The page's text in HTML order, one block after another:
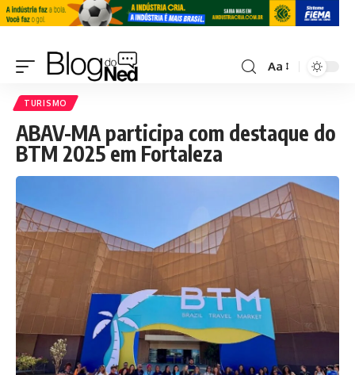
Aa
TURISMO
ABAV-MA participa com destaque do
BTM 2025 em Fortaleza